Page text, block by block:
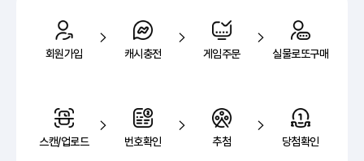
회원가입 캐시충전 게임주문 실물로또구매
스캔/업로드 번호확인 추첨 당첨확인